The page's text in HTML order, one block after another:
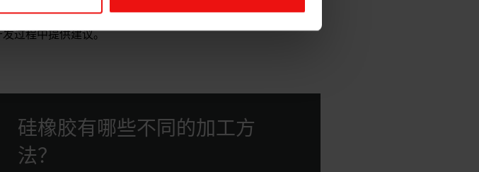
的加工条件，以满足您所需的性能水平。我们的技术团队拥
过程中提供建议。
硅橡胶有哪些不同的加工方
法？